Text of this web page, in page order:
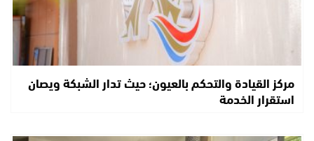
مركز القيادة والتحكم بالعيون؛ حيث تدار الشبكة ويصان
استقرار الخدمة